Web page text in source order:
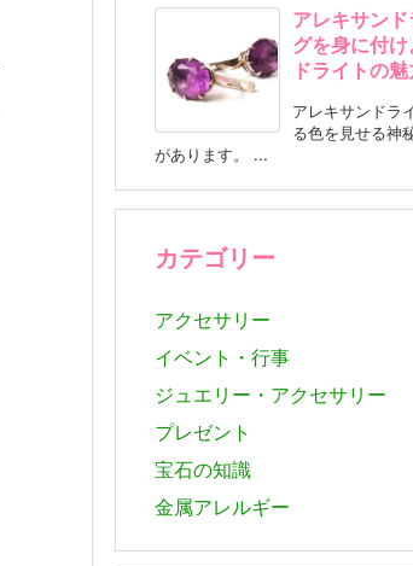
アレキサン
グを身に付
ドライトの
アレキサンドラ
る色を見せる神
があります。 ...
カテゴリー
アクセサリー
イベント・行事
ジュエリー・アクセサリー
プレゼント
宝石の知識
金属アレルギー